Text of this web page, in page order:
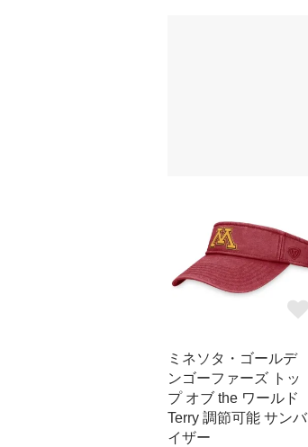
ミネソタ・ゴールデ
ンゴーファーズ トッ
プ オブ the ワールド
Terry 調節可能 サンバ
イザー